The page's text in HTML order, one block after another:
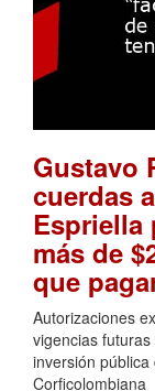
Gustavo
cuerdas
Espriella
más de
que
Autorizaciones
vigencias
inversión
Corficolombiana